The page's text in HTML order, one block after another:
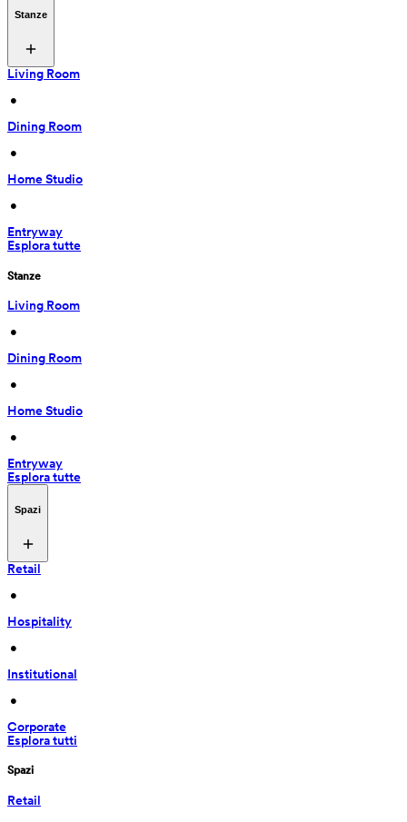
Stanze
Living Room
•
Dining Room
•
Home Studio
•
Entryway
Esplora tutte
Stanze
Living Room
•
Dining Room
•
Home Studio
•
Entryway
Esplora tutte
Spazi
Retail
•
Hospitality
•
Institutional
•
Corporate
Esplora tutti
Spazi
Retail